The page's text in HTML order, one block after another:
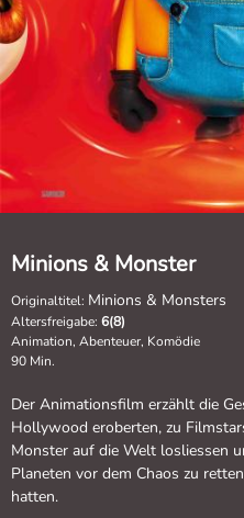
Minions & Monster
Originaltitel: Minions & Monsters
Altersfreigabe: 6(8)
Animation, Abenteuer, Komödie
90 Min.
Der Animationsfilm erzählt die
Hollywood eroberten, zu
Monster auf die Welt losliessen
Planeten vor dem Chaos zu
hatten.